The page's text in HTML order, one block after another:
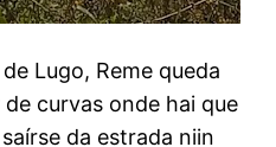
Lugo, Reme queda
curvas onde hai que
da estrada niin